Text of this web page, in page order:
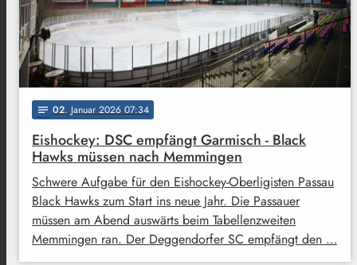
notes 02. Januar 2026 07:34
Eishockey: DSC empfängt Garmisch - Black
Hawks müssen nach Memmingen
Schwere Aufgabe für den Eishockey-Oberligisten Passau
Black Hawks zum Start ins neue Jahr. Die Passauer
müssen am Abend auswärts beim Tabellenzweiten
Memmingen ran. Der Deggendorfer SC empfängt den …